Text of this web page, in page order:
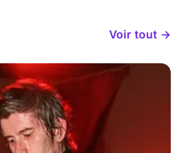
Voir tout →